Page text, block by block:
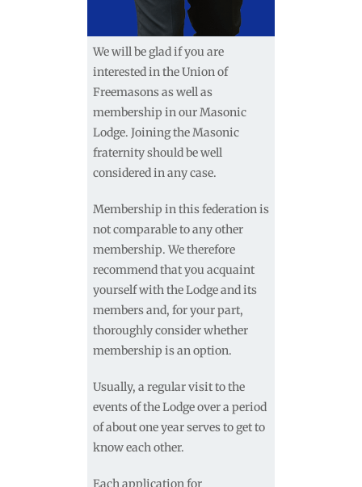
We will be glad if you are
interested in the Union of
Freemasons as well as
membership in our Masonic
Lodge. Joining the Masonic
fraternity should be well
considered in any case.
Membership in this federation is
not comparable to any other
membership. We therefore
recommend that you acquaint
yourself with the Lodge and its
members and, for your part,
thoroughly consider whether
membership is an option.
Usually, a regular visit to the
events of the Lodge over a period
of about one year serves to get to
know each other.